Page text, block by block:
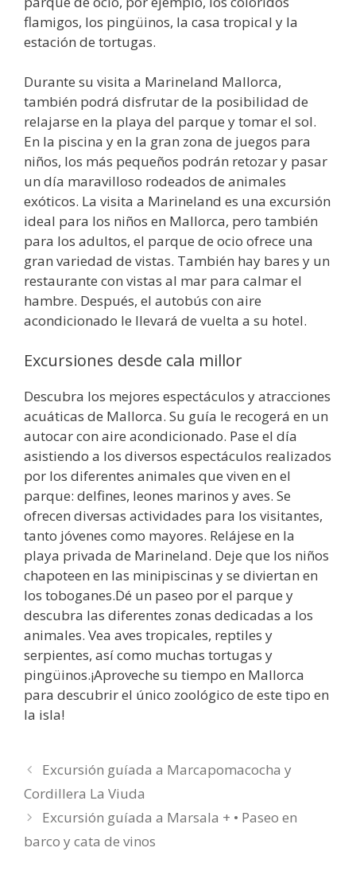
flamigos, los pingüinos, la casa tropical y la
estación de tortugas.
Durante su visita a Marineland Mallorca,
también podrá disfrutar de la posibilidad de
relajarse en la playa del parque y tomar el sol.
En la piscina y en la gran zona de juegos para
niños, los más pequeños podrán retozar y pasar
un día maravilloso rodeados de animales
exóticos. La visita a Marineland es una excursión
ideal para los niños en Mallorca, pero también
para los adultos, el parque de ocio ofrece una
gran variedad de vistas. También hay bares y un
restaurante con vistas al mar para calmar el
hambre. Después, el autobús con aire
acondicionado le llevará de vuelta a su hotel.
Excursiones desde cala millor
Descubra los mejores espectáculos y atracciones
acuáticas de Mallorca. Su guía le recogerá en un
autocar con aire acondicionado. Pase el día
asistiendo a los diversos espectáculos realizados
por los diferentes animales que viven en el
parque: delfines, leones marinos y aves. Se
ofrecen diversas actividades para los visitantes,
tanto jóvenes como mayores. Relájese en la
playa privada de Marineland. Deje que los niños
chapoteen en las minipiscinas y se diviertan en
los toboganes.Dé un paseo por el parque y
descubra las diferentes zonas dedicadas a los
animales. Vea aves tropicales, reptiles y
serpientes, así como muchas tortugas y
pingüinos.¡Aproveche su tiempo en Mallorca
para descubrir el único zoológico de este tipo en
la isla!
Excursión guíada a Marcapomacocha y
Cordillera La Viuda
Excursión guíada a Marsala + • Paseo en
barco y cata de vinos